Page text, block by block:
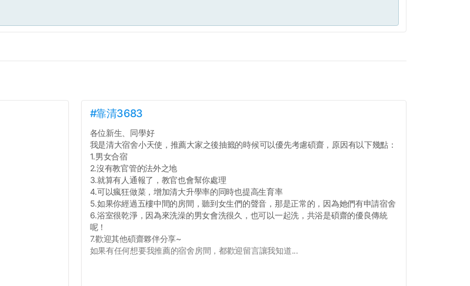
#靠清3683
各位新生、同學好
我是清大宿舍小天使，推薦大家之後抽籤的時候可以優先考慮碩齋，原因有以下幾點：
1.男女合宿
2.沒有教官管的法外之地
3.就算有人通報了，教官也會幫你處理
4.可以瘋狂做菜，增加清大升學率的同時也提高生育率
5.如果你經過五樓中間的房間，聽到女生們的聲音，那是正常的，因為她們有申請宿舍
6.浴室很乾淨，因為來洗澡的男女會洗很久，也可以一起洗，共浴是碩齋的優良傳統
呢！
7.歡迎其他碩齋夥伴分享~
如果有任何想要我推薦的宿舍房間，都歡迎留言讓我知道...